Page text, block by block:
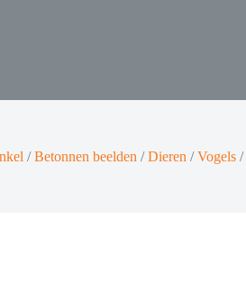
/Betonnen beelden /Dieren /Vogels/